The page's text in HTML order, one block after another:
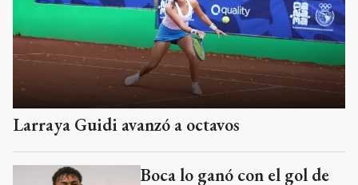
Larraya Guidi avanzó a octavos
Boca lo ganó con el gol de